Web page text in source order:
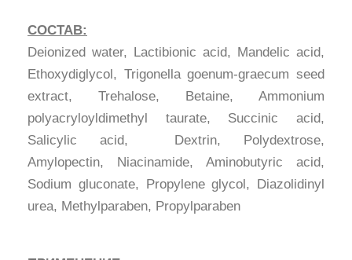
СОСТАВ:
Deionized water, Lactibionic acid, Mandelic acid,
Ethoxydiglycol, Trigonella goenum-graecum seed
extract, Trehalose, Betaine, Ammonium
polyacryloyldimethyl taurate, Succinic acid,
Salicylic acid, Dextrin, Polydextrose,
Amylopectin, Niacinamide, Aminobutyric acid,
Sodium gluconate, Propylene glycol, Diazolidinyl
urea, Methylparaben, Propylparaben